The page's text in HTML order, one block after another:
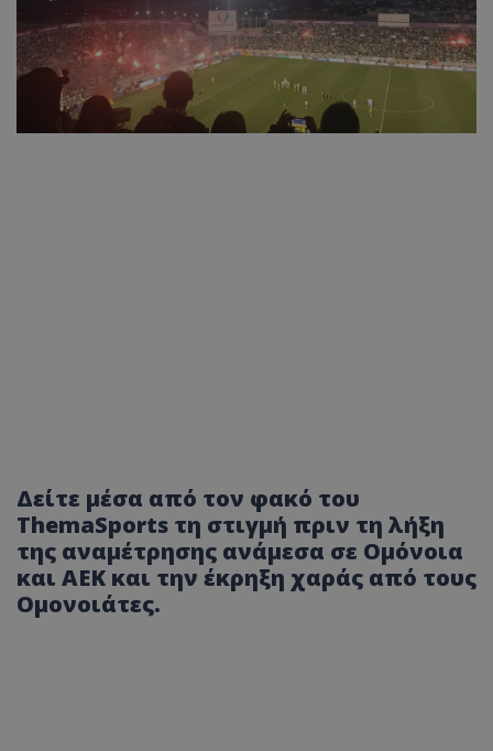
Δείτε μέσα από τον φακό του
ThemaSports τη στιγμή πριν τη λήξη
της αναμέτρησης ανάμεσα σε Ομόνοια
και ΑΕΚ και την έκρηξη χαράς από τους
Ομονοιάτες.